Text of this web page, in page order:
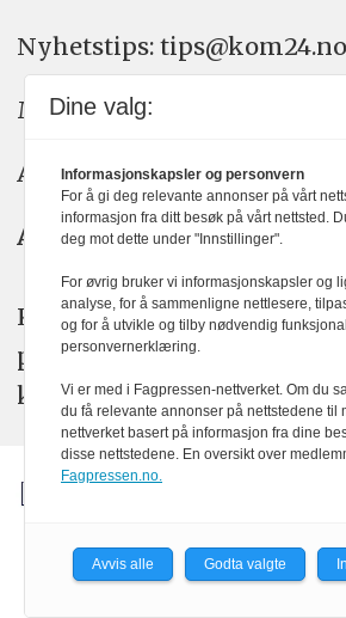
Nyhetstips: tips@kom24.no
Meninger:
Annonse:
Abonnement:
KOM24 arbeider etter Vær
plakatens regler for god
kan du lese mer omPFUs
Dine valg:
Informasjonskapsler og personvern
For å gi deg relevante annonser på vårt
informasjon fra ditt besøk på vårt nettsted.
deg mot dette under "Innstillinger".
For øvrig bruker vi informasjonskapsler og
analyse, for å sammenligne nettlesere,
og for å utvikle og tilby nødvendig
personvernerklæring.
Vi er med i Fagpressen-nettverket. Om du
du få relevante annonser på nettstedene til
nettverket basert på informasjon fra dine
disse nettstedene. En oversikt over
Fagpressen.no.
Avvis alle Godta valgte